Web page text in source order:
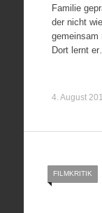
Familie
der nicht
gemeinsam
Dort lernt
4. August
FILMKRITIK